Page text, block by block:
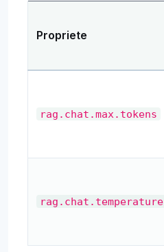
Propriete
rag.chat.max.tokens
rag.chat.temperature